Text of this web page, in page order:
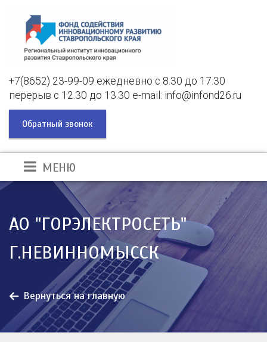
+7(8652) 23-99-09 ежедневно с 8.30 до 17.30
перерыв с 12.30 до 13.30 e-mail: info@infond26.ru
Обратный звонок
МЕНЮ
АО "ГОРЭЛЕКТРОСЕТЬ"
Г.НЕВИННОМЫССК
Вернуться на главную